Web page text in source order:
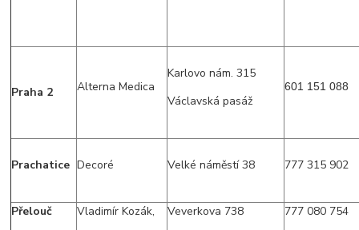
Praha 2 Alterna Medica
Karlovo nám. 315
Václavská pasáž
601 151 088
Prachatice Decoré Velké náměstí 38 777 315 902
Přelouč
Vladimír Kozák,
Veverkova 738
777 080 754